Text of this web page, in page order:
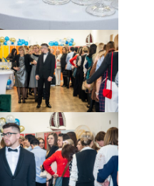
Szukaj
Ostatnie wpisy
Zakończenie roku szkolnego
Dzień Taty
Dzień Matki
Twój dzień w LO ARKA
Zajęcia artystyczne